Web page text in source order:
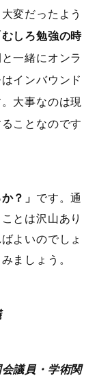
変だったよう
むしろ勉強の時
一緒にオンラ
インバウンド
大事なのは現
ことなのです
？」 です。通
とは沢山あり
よいのでしょ
ましょう。
議員・学術関